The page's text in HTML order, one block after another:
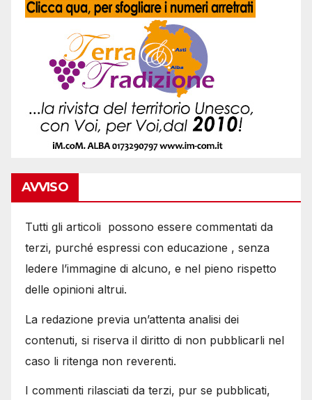
AVVISO
Tutti gli articoli possono essere commentati da
terzi, purché espressi con educazione , senza
ledere l’immagine di alcuno, e nel pieno rispetto
delle opinioni altrui.
La redazione previa un’attenta analisi dei
contenuti, si riserva il diritto di non pubblicarli nel
caso li ritenga non reverenti.
I commenti rilasciati da terzi, pur se pubblicati,